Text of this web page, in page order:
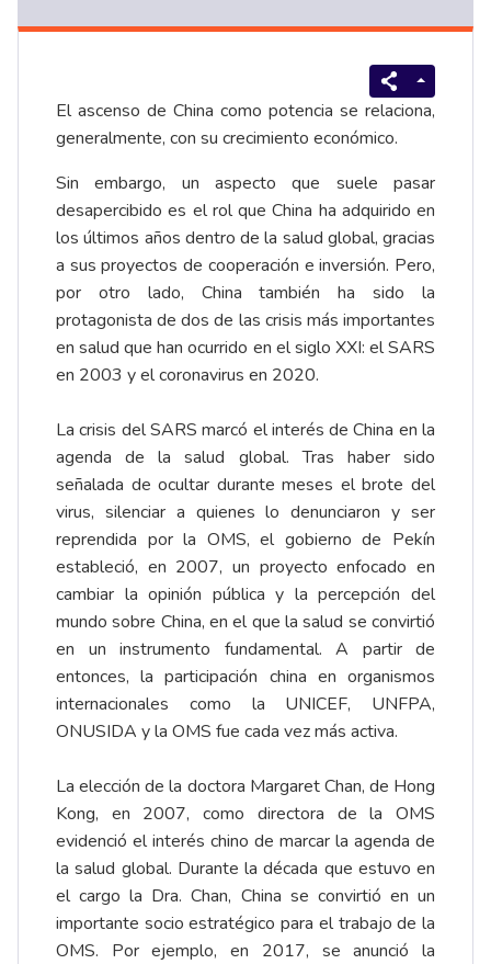
El ascenso de China como potencia se relaciona,
generalmente, con su crecimiento económico.
Sin embargo, un aspecto que suele pasar
desapercibido es el rol que China ha adquirido en
los últimos años dentro de la salud global, gracias
a sus proyectos de cooperación e inversión. Pero,
por otro lado, China también ha sido la
protagonista de dos de las crisis más importantes
en salud que han ocurrido en el siglo XXI: el SARS
en 2003 y el coronavirus en 2020.
La crisis del SARS marcó el interés de China en la
agenda de la salud global. Tras haber sido
señalada de ocultar durante meses el brote del
virus, silenciar a quienes lo denunciaron y ser
reprendida por la OMS, el gobierno de Pekín
estableció, en 2007, un proyecto enfocado en
cambiar la opinión pública y la percepción del
mundo sobre China, en el que la salud se convirtió
en un instrumento fundamental. A partir de
entonces, la participación china en organismos
internacionales como la UNICEF, UNFPA,
ONUSIDA y la OMS fue cada vez más activa.
La elección de la doctora Margaret Chan, de Hong
Kong, en 2007, como directora de la OMS
evidenció el interés chino de marcar la agenda de
la salud global. Durante la década que estuvo en
el cargo la Dra. Chan, China se convirtió en un
importante socio estratégico para el trabajo de la
OMS. Por ejemplo, en 2017, se anunció la